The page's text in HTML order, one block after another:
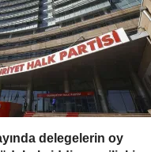
delegelerin oy